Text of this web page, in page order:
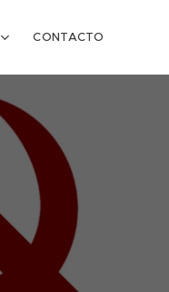
CONTACTO